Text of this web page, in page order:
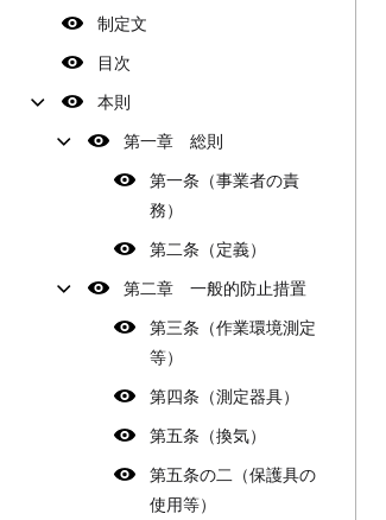
制定文
目次
本則
第一章 総則
第一条（事業者の責
務）
第二条（定義）
第二章 一般的防止措置
第三条（作業環境測定
等）
第四条（測定器具）
第五条（換気）
第五条の二（保護具の
使用等）